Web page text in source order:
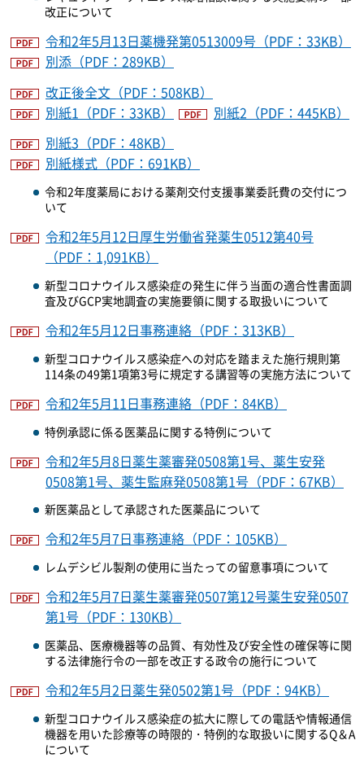
改正について
令和2年5月13日薬機発第0513009号（PDF：33KB）
別添（PDF：289KB）
改正後全文（PDF：508KB）
別紙1（PDF：33KB）
別紙2（PDF：445KB）
別紙3（PDF：48KB）
別紙様式（PDF：691KB）
令和2年度薬局における薬剤交付支援事業委託費の交付につ
いて
令和2年5月12日厚生労働省発薬生0512第40号
（PDF：1,091KB）
新型コロナウイルス感染症の発生に伴う当面の適合性書面調
査及びGCP実地調査の実施要領に関する取扱いについて
令和2年5月12日事務連絡（PDF：313KB）
新型コロナウイルス感染症への対応を踏まえた施行規則第
114条の49第1項第3号に規定する講習等の実施方法について
令和2年5月11日事務連絡（PDF：84KB）
特例承認に係る医薬品に関する特例について
令和2年5月8日薬生薬審発0508第1号、薬生安発
0508第1号、薬生監麻発0508第1号（PDF：67KB）
新医薬品として承認された医薬品について
令和2年5月7日事務連絡（PDF：105KB）
レムデシビル製剤の使用に当たっての留意事項について
令和2年5月7日薬生薬審発0507第12号薬生安発0507
第1号（PDF：130KB）
医薬品、医療機器等の品質、有効性及び安全性の確保等に関
する法律施行令の一部を改正する政令の施行について
令和2年5月2日薬生発0502第1号（PDF：94KB）
新型コロナウイルス感染症の拡大に際しての電話や情報通信
機器を用いた診療等の時限的・特例的な取扱いに関するQ＆A
について